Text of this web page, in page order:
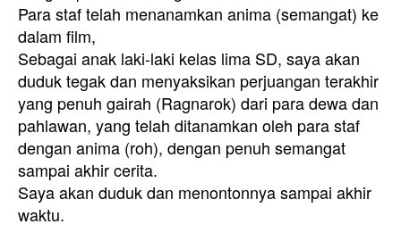
Para staf telah menanamkan anima (semangat) ke
dalam film,
Sebagai anak laki-laki kelas lima SD, saya akan
duduk tegak dan menyaksikan perjuangan terakhir
yang penuh gairah (Ragnarok) dari para dewa dan
pahlawan, yang telah ditanamkan oleh para staf
dengan anima (roh), dengan penuh semangat
sampai akhir cerita.
Saya akan duduk dan menontonnya sampai akhir
waktu.